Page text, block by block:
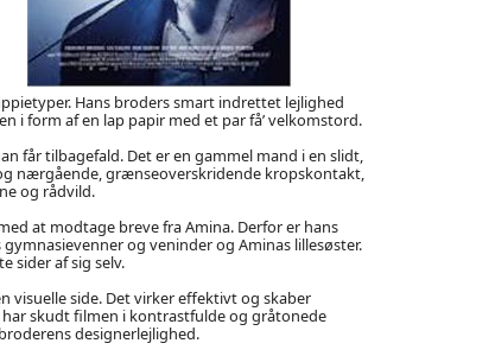
Hans broders smart indrettet lejlighed
i form af en lap papir med et par få’ velkomstord.
får tilbagefald. Det er en gammel mand i en slidt,
nærgående, grænseoverskridende kropskontakt,
og rådvild.
at modtage breve fra Amina. Derfor er hans
og veninder og Aminas lillesøster.
sider af sig selv.
visuelle side. Det virker effektivt og skaber
skudt filmen i kontrastfulde og gråtonede
designerlejlighed.